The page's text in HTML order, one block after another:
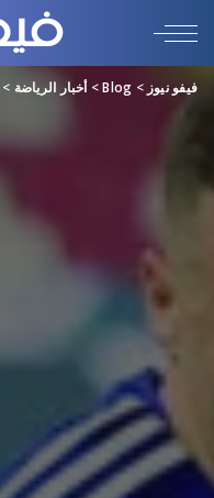
فيفو نيوز >
Blog
> أخبار الرياضة >